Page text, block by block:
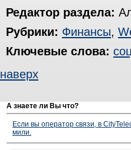
Редактор раздела:
Рубрики: Финансы,
Ключевые слова:
наверх
А знаете ли Вы что?
Если вы оператор связи, в
мили.